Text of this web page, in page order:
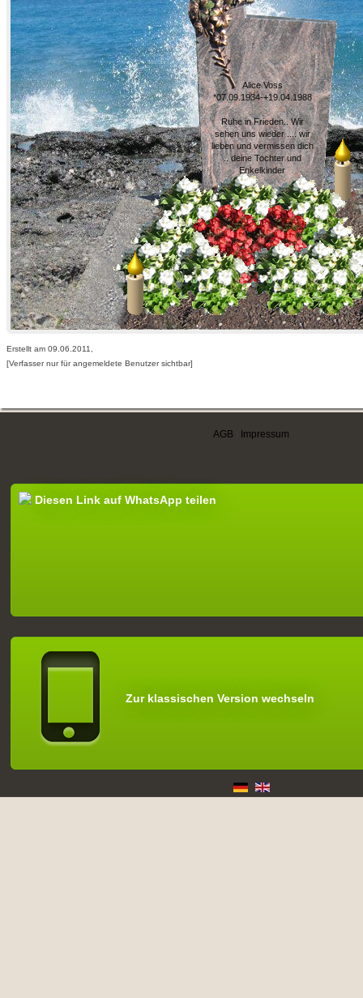
Alice Voss
*07.09.1934-+19.04.1988
Ruhe in Frieden.. Wir
sehen uns wieder .... wir
lieben und vermissen dich
.. deine Tochter und
Enkelkinder
Erstellt am 09.06.2011,
[Verfasser nur für angemeldete Benutzer sichtbar]
AGB Impressum
Diesen Link auf WhatsApp teilen
Zur klassischen Version wechseln